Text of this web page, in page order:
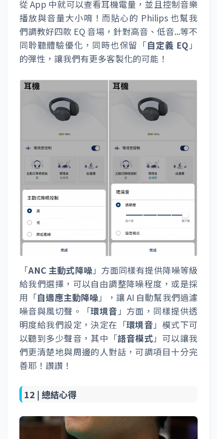
從 App 中就可以查看耳機電量，並且控制音樂
播放與音量大小唷！而貼心的 Philips 也幫我
們調教好四款 EQ 音場，針對高音、低音...等不
同聆聽體驗優化，同時也保留「自定義 EQ 」
的彈性，讓我們有更多客製化的可能！
「ANC 主動式降噪 」方面同樣有提供降噪等級
給我們選擇，可以自由調整降噪程度，或是採
用「自適應主動降噪 」，讓 AI 自動幫我們過濾
噪音與風切聲。「環境音 」方面，同樣提供透
明度給我們設定，決定在「環境音 」模式下可
以聽到多少聲音，其中「語音模式 」可以讓我
們更清楚地與周邊的人對話，可調項目十分完
善耶！讚讚！
12 |總結心得